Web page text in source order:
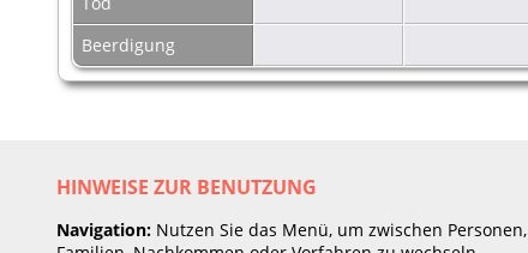
Beerdigung
HINWEISE ZUR BENUTZUNG
Navigation: Nutzen Sie das Menü, um zwischen Personen,